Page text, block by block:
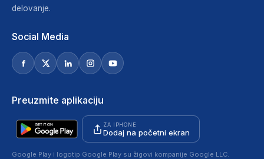
delovanje.
Social Media
Preuzmite aplikaciju
ZA IPHONE
Dodaj na početni ekran
Google Play i logotip Google Play su žigovi kompanije Google LLC.